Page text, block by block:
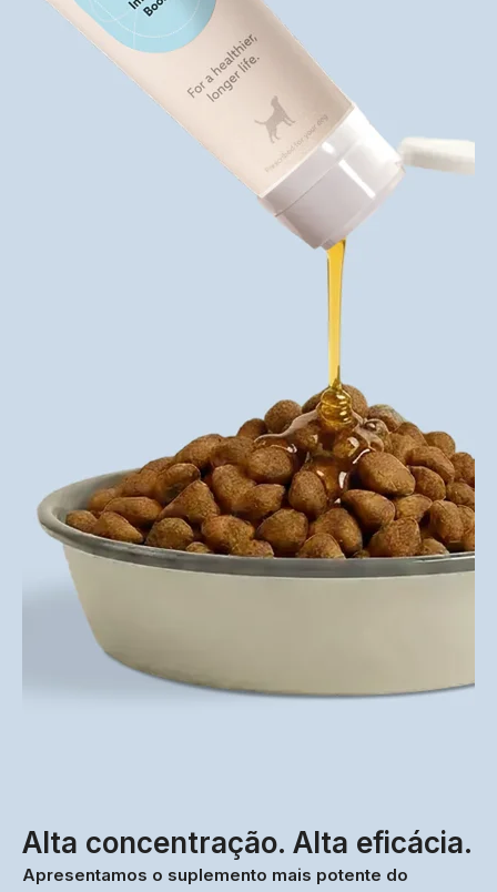
Alta concentração. Alta eficácia.
Apresentamos o suplemento mais potente do